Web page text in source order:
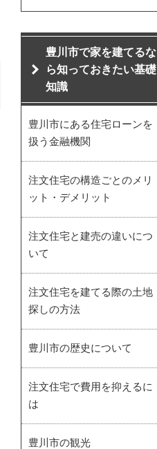
豊川市で家を建てるな
ら知っておきたい基礎
知識
豊川市にある住宅ローンを
扱う金融機関
注文住宅の構造ごとのメリ
ット・デメリット
注文住宅と建売の違いにつ
いて
注文住宅を建てる際の土地
探しの方法
豊川市の歴史について
注文住宅で費用を抑えるに
は
豊川市の観光